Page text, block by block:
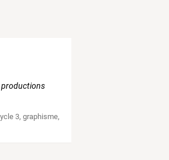
productions
3,graphisme,